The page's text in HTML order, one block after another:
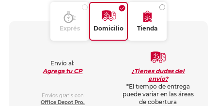
Exprés Domicilio Tienda
Envío al:
Agrega tu CP
Envíos gratis con
Office Depot Pro.
¿Tienes dudas del
envío?
*El tiempo de entrega
puede variar en las áreas
de cobertura